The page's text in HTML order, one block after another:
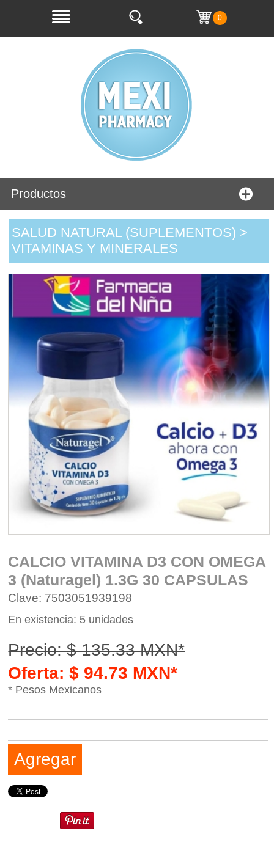
0
Productos
SALUD NATURAL (SUPLEMENTOS) >
VITAMINAS Y MINERALES
CALCIO VITAMINA D3 CON OMEGA
3 (Naturagel) 1.3G 30 CAPSULAS
Clave: 7503051939198
En existencia: 5 unidades
Precio: $ 135.33 MXN*
Oferta: $ 94.73 MXN*
* Pesos Mexicanos
Agregar